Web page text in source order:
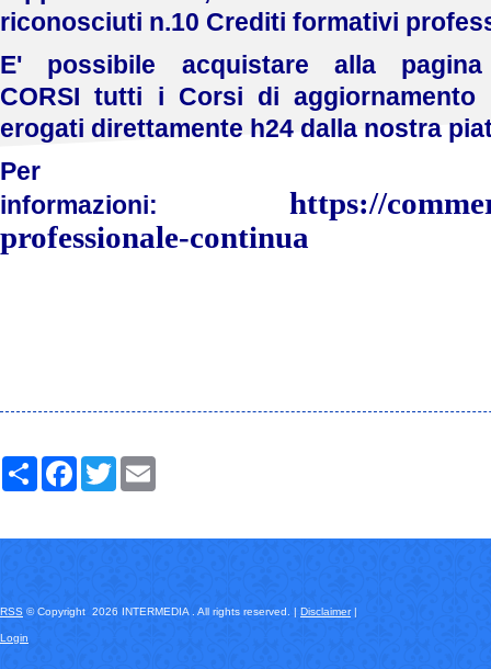
riconosciuti n.10 Crediti formativi
E' possibile acquistare alla
CORSI tutti i Corsi di aggiornamento
erogati direttamente h24 dalla nostra
Per
informazioni: https://
professionale-continua
Share FacebookTwitter
RSS © Copyright 2026 INTERMEDIA . All rights reserved. | Disclaimer|
Login